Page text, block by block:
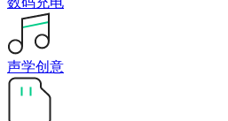
声学创意